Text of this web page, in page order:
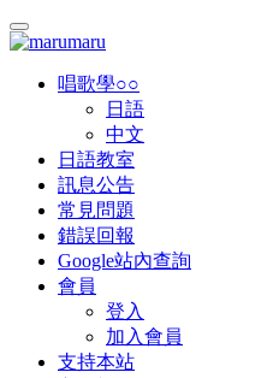
唱歌學○○
日語
中文
日語教室
訊息公告
常見問題
錯誤回報
Google站內查詢
會員
登入
加入會員
支持本站